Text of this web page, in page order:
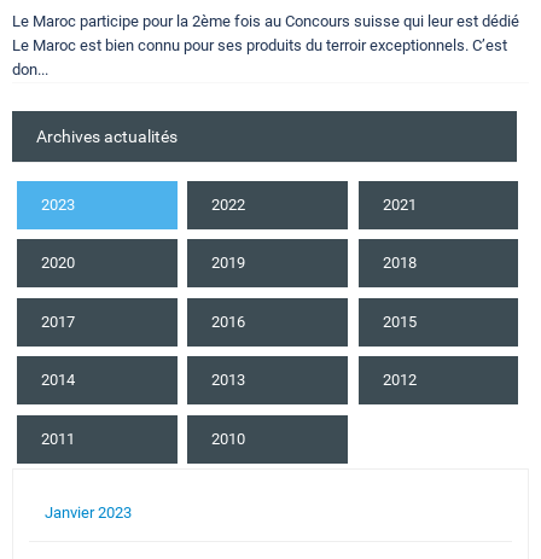
Le Maroc participe pour la 2ème fois au Concours suisse qui leur est dédié
Le Maroc est bien connu pour ses produits du terroir exceptionnels. C’est
don...
Archives actualités
2023 2022 2021
2020 2019 2018
2017 2016 2015
2014 2013 2012
2011 2010
Janvier 2023